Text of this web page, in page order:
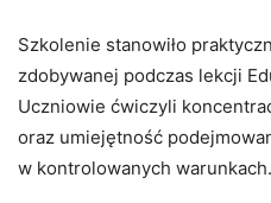
Szkolenie stanowiło
zdobywanej podczas lekcji
Uczniowie ćwiczyli
oraz umiejętność
w kontrolowanych warunkach.